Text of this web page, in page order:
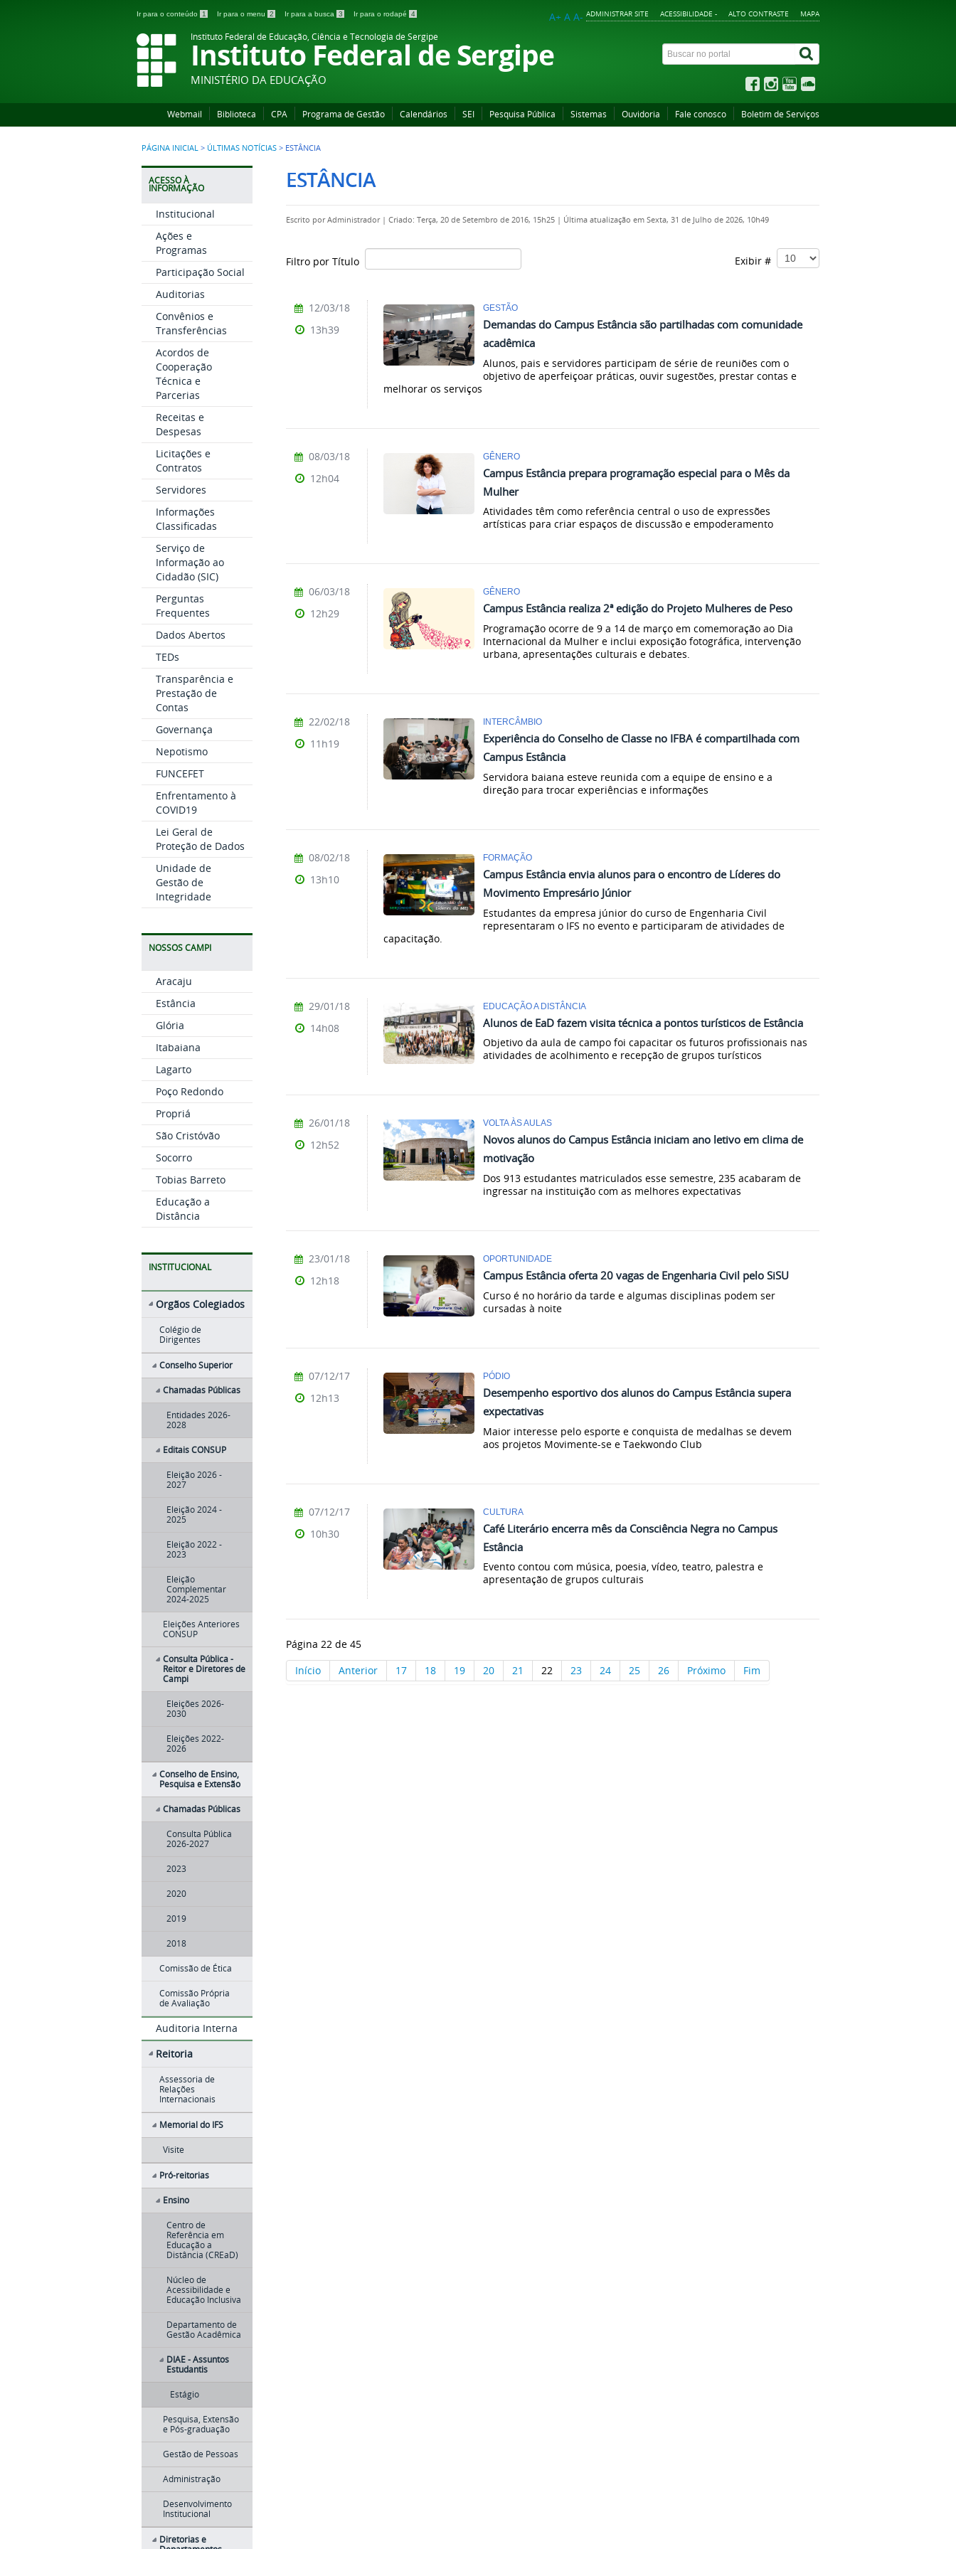
Ir para o conteúdo 1 Ir para o menu 2 Ir para a busca 3 Ir para o rodapé 4 ADMINISTRAR SITE ACESSIBILIDADE - ALTO CONTRASTE MAPA
A+ A A-
Instituto Federal de Educação, Ciência e Tecnologia de Sergipe
Instituto Federal de Sergipe
MINISTÉRIO DA EDUCAÇÃO
Webmail Biblioteca CPA Programa de Gestão Calendários SEI Pesquisa Pública Sistemas Ouvidoria Fale conosco Boletim de Serviços
PÁGINA INICIAL > ÚLTIMAS NOTÍCIAS > ESTÂNCIA
ACESSO À
INFORMAÇÃO
Institucional
Ações e
Programas
Participação Social
Auditorias
Convênios e
Transferências
Acordos de
Cooperação
Técnica e
Parcerias
Receitas e
Despesas
Licitações e
Contratos
Servidores
Informações
Classificadas
Serviço de
Informação ao
Cidadão (SIC)
Perguntas
Frequentes
Dados Abertos
TEDs
Transparência e
Prestação de
Contas
Governança
Nepotismo
FUNCEFET
Enfrentamento à
COVID19
Lei Geral de
Proteção de Dados
Unidade de
Gestão de
Integridade
NOSSOS CAMPI
Aracaju
Estância
Glória
Itabaiana
Lagarto
Poço Redondo
Propriá
São Cristóvão
Socorro
Tobias Barreto
Educação a
Distância
INSTITUCIONAL
Orgãos Colegiados
Colégio de
Dirigentes
Conselho Superior
Chamadas Públicas
Entidades 2026-
2028
Editais CONSUP
Eleição 2026 -
2027
Eleição 2024 -
2025
Eleição 2022 -
2023
Eleição
Complementar
2024-2025
Eleições Anteriores
CONSUP
Consulta Pública -
Reitor e Diretores de
Campi
Eleições 2026-
2030
Eleições 2022-
2026
Conselho de Ensino,
Pesquisa e Extensão
Chamadas Públicas
Consulta Pública
2026-2027
2023
2020
2019
2018
Comissão de Ética
Comissão Própria
de Avaliação
Auditoria Interna
Reitoria
Assessoria de
Relações
Internacionais
Memorial do IFS
Visite
Pró-reitorias
Ensino
Centro de
Referência em
Educação a
Distância (CREaD)
Núcleo de
Acessibilidade e
Educação Inclusiva
Departamento de
Gestão Acadêmica
DIAE - Assuntos
Estudantis
Estágio
Pesquisa, Extensão
e Pós-graduação
Gestão de Pessoas
Administração
Desenvolvimento
Institucional
Diretorias e
ESTÂNCIA
Escrito porAdministrador | Criado: Terça, 20 de Setembro de 2016, 15h25 | Última atualização em Sexta, 31 de Julho de 2026, 10h49
Filtro por Título Exibir #
GESTÃO
Demandas do Campus Estância são partilhadas com comunidade
acadêmica
Alunos, pais e servidores participam de série de reuniões com o
objetivo de aperfeiçoar práticas, ouvir sugestões, prestar contas e
melhorar os serviços
12/03/18
13h39
GÊNERO
Campus Estância prepara programação especial para o Mês da
Mulher
Atividades têm como referência central o uso de expressões
artísticas para criar espaços de discussão e empoderamento
08/03/18
12h04
GÊNERO
Campus Estância realiza 2ª edição do Projeto Mulheres de Peso
Programação ocorre de 9 a 14 de março em comemoração ao Dia
Internacional da Mulher e inclui exposição fotográfica, intervenção
urbana, apresentações culturais e debates.
06/03/18
12h29
INTERCÂMBIO
Experiência do Conselho de Classe no IFBA é compartilhada com
Campus Estância
Servidora baiana esteve reunida com a equipe de ensino e a
direção para trocar experiências e informações
22/02/18
11h19
FORMAÇÃO
Campus Estância envia alunos para o encontro de Líderes do
Movimento Empresário Júnior
Estudantes da empresa júnior do curso de Engenharia Civil
representaram o IFS no evento e participaram de atividades de
capacitação.
08/02/18
13h10
EDUCAÇÃO A DISTÂNCIA
Alunos de EaD fazem visita técnica a pontos turísticos de Estância
Objetivo da aula de campo foi capacitar os futuros profissionais nas
atividades de acolhimento e recepção de grupos turísticos
29/01/18
14h08
VOLTA ÀS AULAS
Novos alunos do Campus Estância iniciam ano letivo em clima de
motivação
Dos 913 estudantes matriculados esse semestre, 235 acabaram de
ingressar na instituição com as melhores expectativas
26/01/18
12h52
OPORTUNIDADE
Campus Estância oferta 20 vagas de Engenharia Civil pelo SiSU
Curso é no horário da tarde e algumas disciplinas podem ser
cursadas à noite
23/01/18
12h18
PÓDIO
Desempenho esportivo dos alunos do Campus Estância supera
expectativas
Maior interesse pelo esporte e conquista de medalhas se devem
aos projetos Movimente-se e Taekwondo Club
07/12/17
12h13
CULTURA
Café Literário encerra mês da Consciência Negra no Campus
Estância
Evento contou com música, poesia, vídeo, teatro, palestra e
apresentação de grupos culturais
07/12/17
10h30
Página 22 de 45
Início
Anterior 17 18 19 20 21 22 23 24 25 26 Próximo Fim